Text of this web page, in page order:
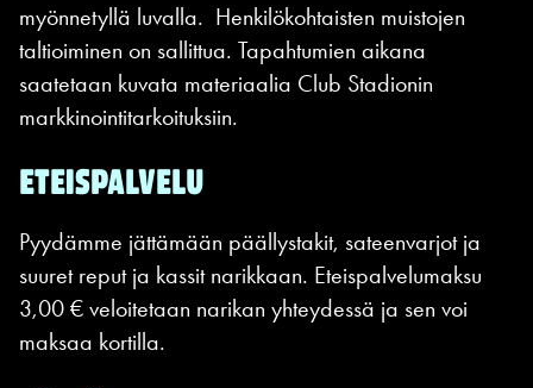
myönnetyllä luvalla. Henkilökohtaisten muistojen
taltioiminen on sallittua. Tapahtumien aikana
saatetaan kuvata materiaalia Club Stadionin
markkinointitarkoituksiin.
ETEISPALVELU
Pyydämme jättämään päällystakit, sateenvarjot ja
suuret reput ja kassit narikkaan. Eteispalvelumaksu
3,00 € veloitetaan narikan yhteydessä ja sen voi
maksaa kortilla.